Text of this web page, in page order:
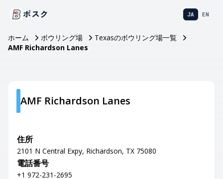
ボスク JA EN
ホーム ボウリング場
Texasのボウリング場一覧
AMF Richardson Lanes
AMF Richardson Lanes
住所
2101 N Central Expy, Richardson, TX 75080
電話番号
+1 972-231-2695